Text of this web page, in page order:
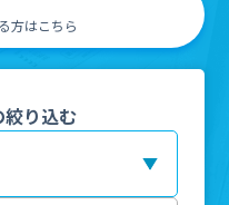
方はこちら
り込む